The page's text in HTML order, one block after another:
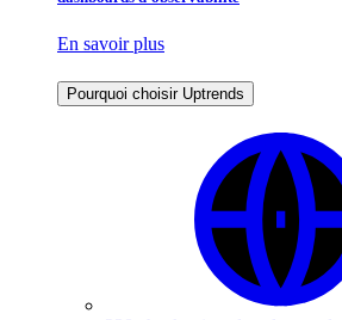
En savoir plus
Pourquoi choisir Uptrends